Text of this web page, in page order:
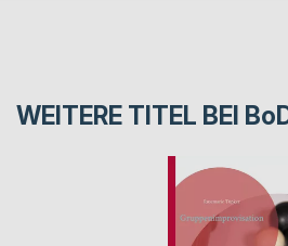
WEITERE TITEL BEI